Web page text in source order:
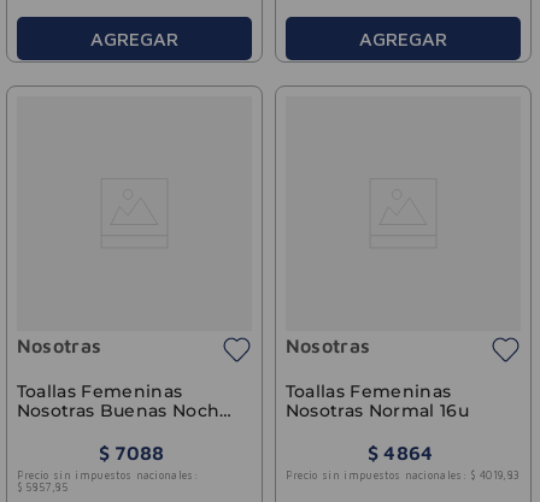
AGREGAR AGREGAR
Nosotras
Toallas Femeninas
Nosotras Buenas Noches
$ 7088
Precio sin impuestos nacionales:
$ 5857 ,85
Nosotras
Toallas Femeninas
Nosotras Normal 16u
$ 4864
Precio sin impuestos nacionales: $ 4019, 83